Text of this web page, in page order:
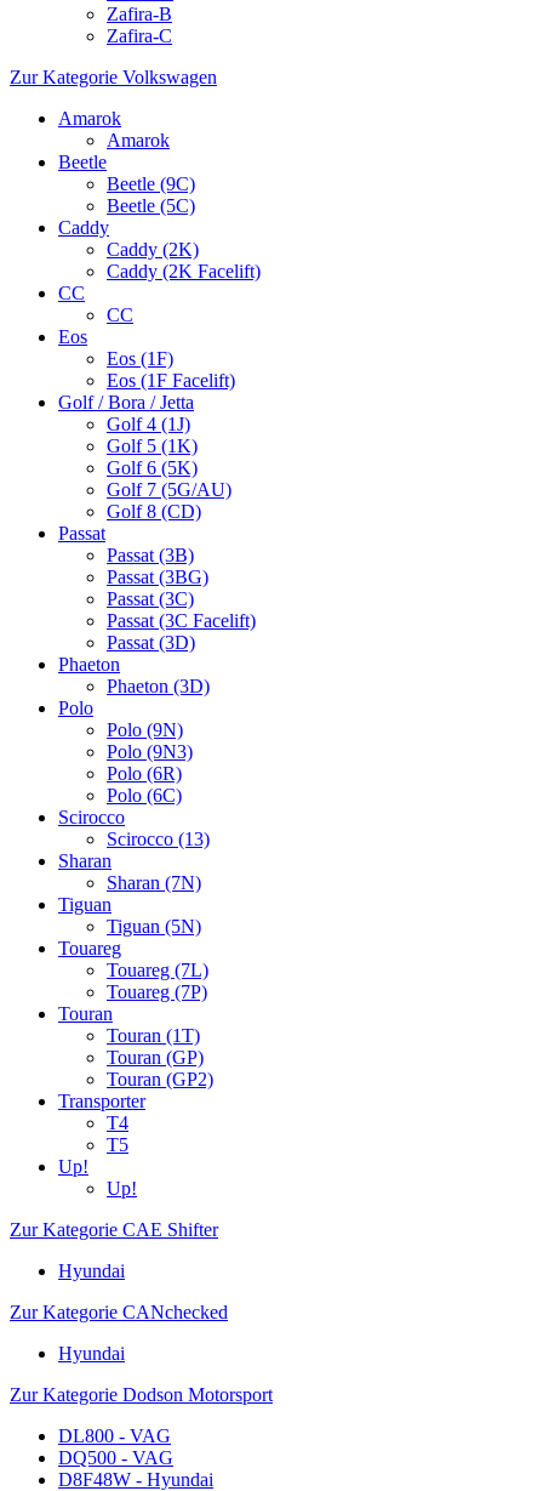
Zafira-B
Zafira-C
Zur Kategorie Volkswagen
Amarok
Amarok
Beetle
Beetle (9C)
Beetle (5C)
Caddy
Caddy (2K)
Caddy (2K Facelift)
CC
CC
Eos
Eos (1F)
Eos (1F Facelift)
Golf / Bora / Jetta
Golf 4 (1J)
Golf 5 (1K)
Golf 6 (5K)
Golf 7 (5G/AU)
Golf 8 (CD)
Passat
Passat (3B)
Passat (3BG)
Passat (3C)
Passat (3C Facelift)
Passat (3D)
Phaeton
Phaeton (3D)
Polo
Polo (9N)
Polo (9N3)
Polo (6R)
Polo (6C)
Scirocco
Scirocco (13)
Sharan
Sharan (7N)
Tiguan
Tiguan (5N)
Touareg
Touareg (7L)
Touareg (7P)
Touran
Touran (1T)
Touran (GP)
Touran (GP2)
Transporter
T4
T5
Up!
Up!
Zur Kategorie CAE Shifter
Hyundai
Zur Kategorie CANchecked
Hyundai
Zur Kategorie Dodson Motorsport
DL800 - VAG
DQ500 - VAG
D8F48W - Hyundai